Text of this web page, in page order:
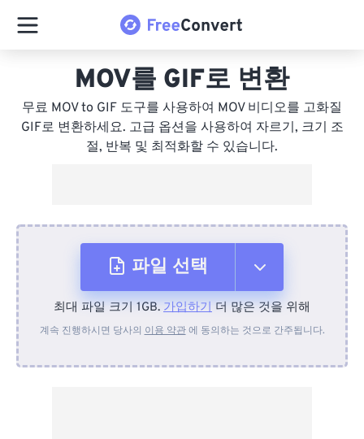
MOV를 GIF로 변환
무료 MOV to GIF 도구를 사용하여 MOV 비디오를 고화질
GIF로 변환하세요. 고급 옵션을 사용하여 자르기, 크기 조
절, 반복 및 최적화할 수 있습니다.
파일 선택
장치에서
최대 파일 크기 1GB. 가입하기 더 많은 것을 위해
계속 진행하시면 당사의 이용 약관에 동의하는 것으로 간주됩니다.